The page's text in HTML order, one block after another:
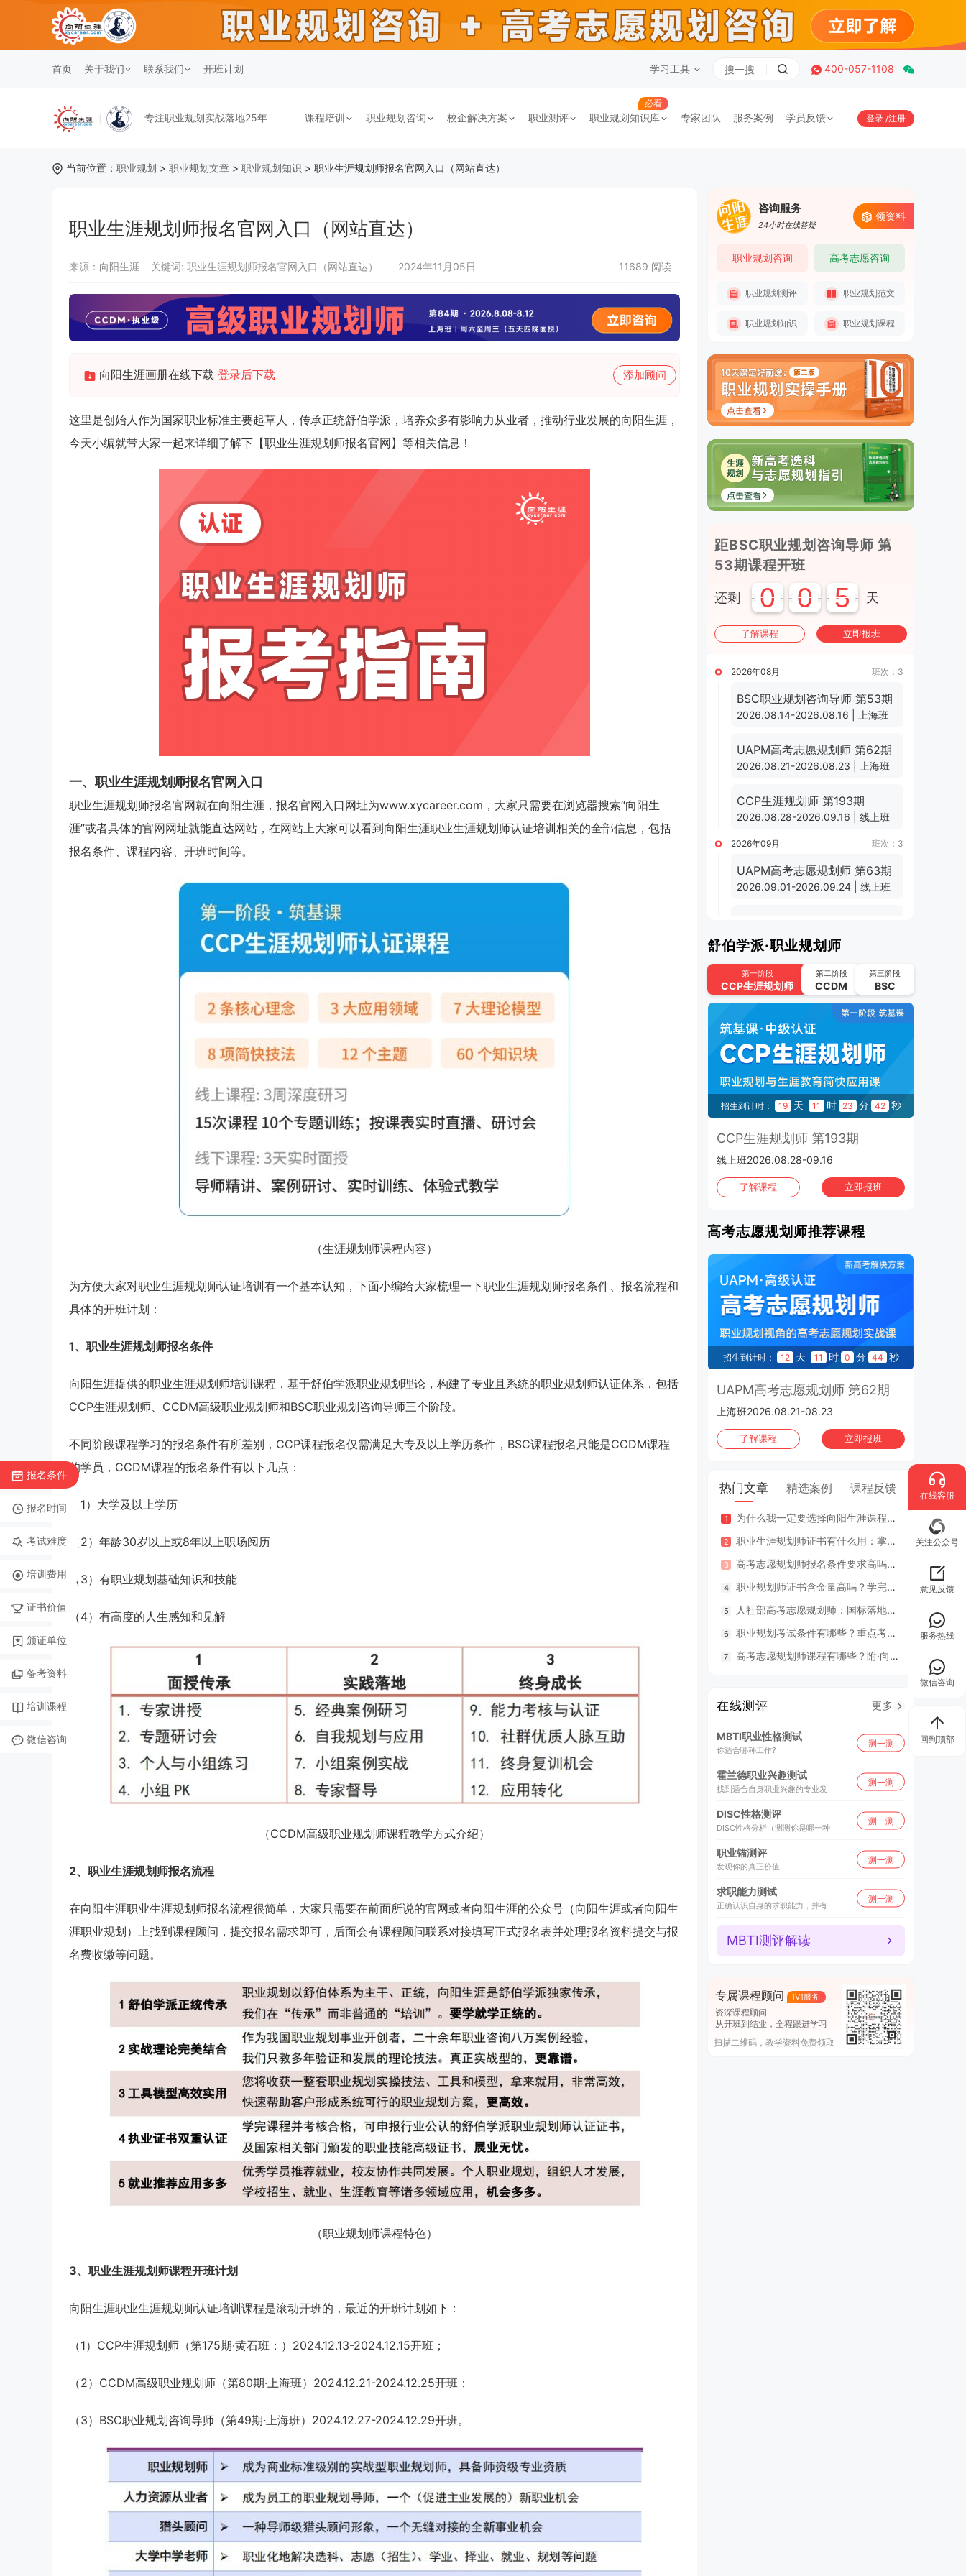
首页 关于我们 联系我们 开班计划 学习工具 400-057-1108
专注职业规划实战落地25年 课程培训 职业规划咨询 校企解决方案 职业测评
必看
职业规划知识库 专家团队 服务案例 学员反馈 登录 /注册
当前位置： 职业规划 > 职业规划文章 > 职业规划知识 > 职业生涯规划师报名官网入口（网站直达）
职业生涯规划师报名官网入口（网站直达）
11689 阅读
来源：向阳生涯 关键词: 职业生涯规划师报名官网入口（网站直达） 2024年11月05日
向阳生涯画册在线下载 登录后下载 添加顾问
这里是创始人作为国家职业标准主要起草人，传承正统舒伯学派，培养众多有影响力从业者，推动行业发展的向阳生涯，
今天小编就带大家一起来详细了解下【职业生涯规划师报名官网】等相关信息！
一、职业生涯规划师报名官网入口
职业生涯规划师报名官网就在向阳生涯，报名官网入口网址为www.xycareer.com，大家只需要在浏览器搜索“向阳生
涯”或者具体的官网网址就能直达网站，在网站上大家可以看到向阳生涯职业生涯规划师认证培训相关的全部信息，包括
报名条件、课程内容、开班时间等。
（生涯规划师课程内容）
为方便大家对职业生涯规划师认证培训有一个基本认知，下面小编给大家梳理一下职业生涯规划师报名条件、报名流程和
具体的开班计划：
1、职业生涯规划师报名条件
向阳生涯提供的职业生涯规划师培训课程，基于舒伯学派职业规划理论，构建了专业且系统的职业规划师认证体系，包括
CCP生涯规划师、CCDM高级职业规划师和BSC职业规划咨询导师三个阶段。
不同阶段课程学习的报名条件有所差别，CCP课程报名仅需满足大专及以上学历条件，BSC课程报名只能是CCDM课程
的学员，CCDM课程的报名条件有以下几点：
（1）大学及以上学历
（2）年龄30岁以上或8年以上职场阅历
（3）有职业规划基础知识和技能
（4）有高度的人生感知和见解
（CCDM高级职业规划师课程教学方式介绍）
2、职业生涯规划师报名流程
在向阳生涯职业生涯规划师报名流程很简单，大家只需要在前面所说的官网或者向阳生涯的公众号（向阳生涯或者向阳生
涯职业规划）上找到课程顾问，提交报名需求即可，后面会有课程顾问联系对接填写正式报名表并处理报名资料提交与报
名费收缴等问题。
（职业规划师课程特色）
3、职业生涯规划师课程开班计划
向阳生涯职业生涯规划师认证培训课程是滚动开班的，最近的开班计划如下：
（1）CCP生涯规划师（第175期·黄石班：）2024.12.13-2024.12.15开班；
（2）CCDM高级职业规划师（第80期·上海班）2024.12.21-2024.12.25开班；
（3）BSC职业规划咨询导师（第49期·上海班）2024.12.27-2024.12.29开班。
咨询服务
24小时在线答疑
领资料
职业规划咨询 高考志愿咨询
职业规划测评 职业规划范文
职业规划知识 职业规划课程
距BSC职业规划咨询导师 第
53期课程开班
还剩 0 0 5 天
了解课程 立即报班
班次：3
2026年08月
BSC职业规划咨询导师 第53期
2026.08.14-2026.08.16 | 上海班
UAPM高考志愿规划师 第62期
2026.08.21-2026.08.23 | 上海班
CCP生涯规划师 第193期
2026.08.28-2026.09.16 | 线上班
班次：3
2026年09月
UAPM高考志愿规划师 第63期
2026.09.01-2026.09.24 | 线上班
2026.09.11-2026.09.30 | 线上班
UAPM高考志愿规划师 第64期
2026.09.22-2026.10.15 | 线上班
班次：4
CCP生涯规划师 第195期
2026.10.02-2026.10.21 | 线上班
UAPM高考志愿规划师 第65期
2026.10.13-2026.11.05 | 线上班
CCP生涯规划师 第196期
2026.10.16-2026.11.04 | 线上班
CCP生涯规划师 第197期
舒伯学派·职业规划师
第一阶段
CCP生涯规划师
第二阶段
CCDM
第三阶段
BSC
招生到计时： 19 天 11 时 23 分 41 秒
CCP生涯规划师 第193期
线上班2026.08.28-09.16
了解课程 立即报班
高考志愿规划师推荐课程
招生到计时： 12 天 11 时 0 分 43 秒
UAPM高考志愿规划师 第62期
上海班2026.08.21-08.23
了解课程 立即报班
热门文章 精选案例 课程反馈
企业职业规划内训交流
为什么我一定要选择向阳生涯课程体系？七大核心理由
职业生涯规划师证书有什么用：掌握专业知识与技能，助人也助己！
高考志愿规划师报名条件要求高吗？专业认证在哪里考？
职业规划师证书含金量高吗？学完好找工作吗？
人社部高考志愿规划师：国标落地，从业标准更明确，持证执业不可少
职业规划考试条件有哪些？重点考什么？
高考志愿规划师课程有哪些？附·向阳生涯26年UAPM课程开班计划表
咨询案
2年
985
在线测评 更多
MBTI职业性格测试
你适合哪种工作?
测一测
霍兰德职业兴趣测试
找到适合自身职业兴趣的专业发
测一测
DISC性格测评
DISC性格分析（测测你是哪一种
测一测
职业锚测评
发现你的真正价值
测一测
求职能力测试
正确认识自身的求职能力，并有
测一测
MBTI测评解读
专属课程顾问 1V1服务
资深课程顾问
从开班到结业，全程跟进学习
扫描二维码，教学资料免费领取
报名条件
报名时间
考试难度
培训费用
证书价值
颁证单位
备考资料
培训课程
微信咨询
在线客服
关注公众号
意见反馈
服务热线
微信咨询
回到顶部